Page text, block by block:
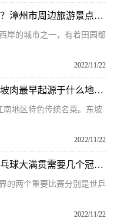
漳州必去十大景点推荐有哪些地方？漳州市周边旅游景点大全有哪些？
岸的城市之一，有着田园都
2022/11/22
东坡肉到底是哪里的一道名菜？东坡肉最早起源于什么地方的菜呢？
南地区特色传统名菜。东坡
2022/11/22
乒乓球大满贯十个人都有谁呢？乒乓球大满贯需要几个冠军才能进？
的两个重要比赛分别是世乒
2022/11/22